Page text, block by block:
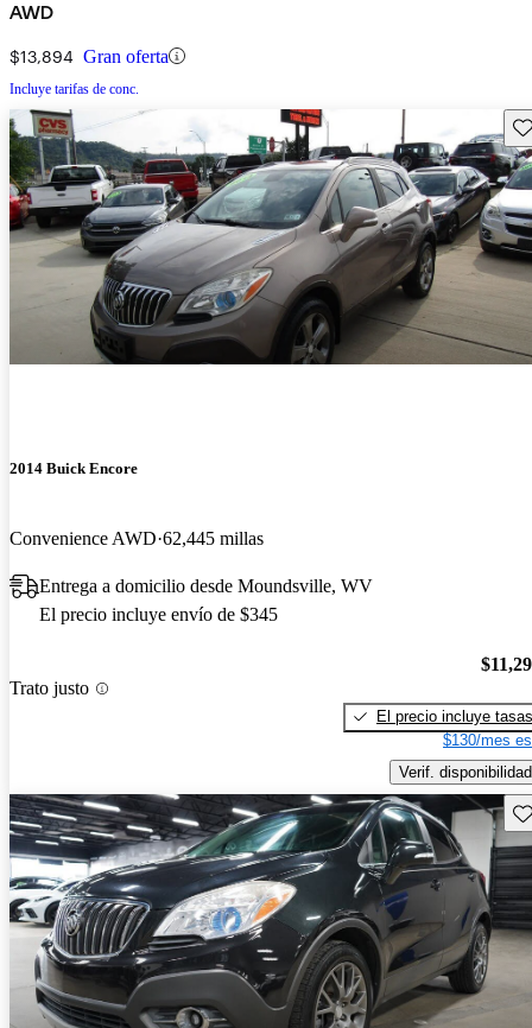
AWD
$13,894 Gran oferta
Incluye tarifas de conc.
2014 Buick Encore
Convenience AWD 62,445 millas
Entrega a domicilio desde Moundsville, WV
El precio incluye envío de $345
Trato justo
El precio incluye tasas
$130/mes
Verif. disponibilidad